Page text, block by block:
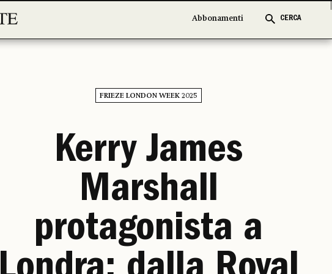
Abbonamenti CERCA
Abbonamenti CERCA
FRIEZE LONDON WEEK 2025
Kerry James
Marshall
protagonista a